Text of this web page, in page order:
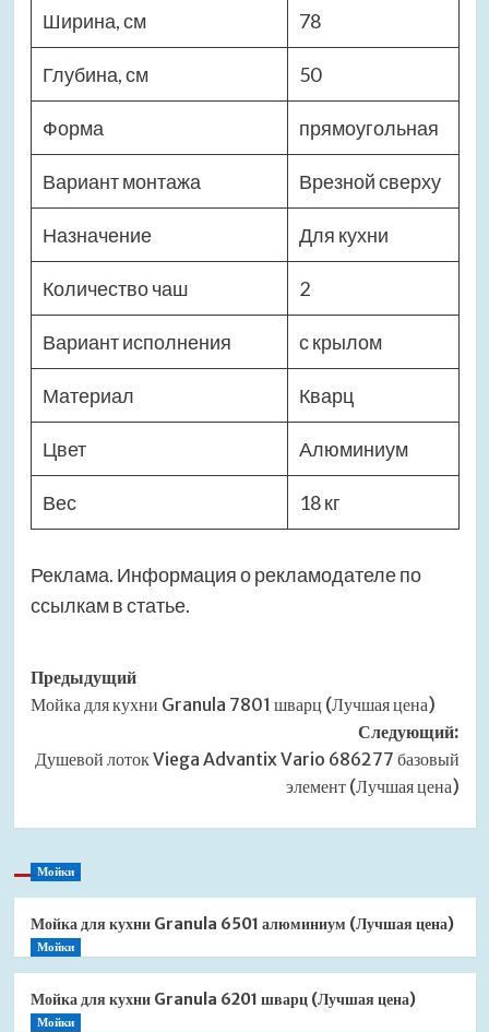
Ширина, см 78
Глубина, см 50
Форма прямоугольная
Вариант монтажа Врезной сверху
Назначение Для кухни
Количество чаш 2
Вариант исполнения с крылом
Материал Кварц
Цвет Алюминиум
Вес 18 кг
Реклама. Информация о рекламодателе по
ссылкам в статье.
Навигация
записи
Предыдущий
Мойка для кухни Granula 7801 шварц (Лучшая цена)
Следующий:
Душевой лоток Viega Advantix Vario 686277 базовый
элемент (Лучшая цена)
Мойки
Мойка для кухни Granula 6501 алюминиум (Лучшая цена)
Мойки
Мойка для кухни Granula 6201 шварц (Лучшая цена)
Мойки